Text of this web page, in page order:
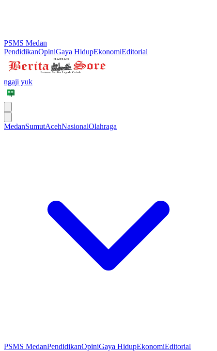
PSMS Medan
PendidikanOpiniGaya HidupEkonomiEditorial
ngaji yuk
MedanSumutAcehNasionalOlahraga
PSMS MedanPendidikanOpiniGaya HidupEkonomiEditorial